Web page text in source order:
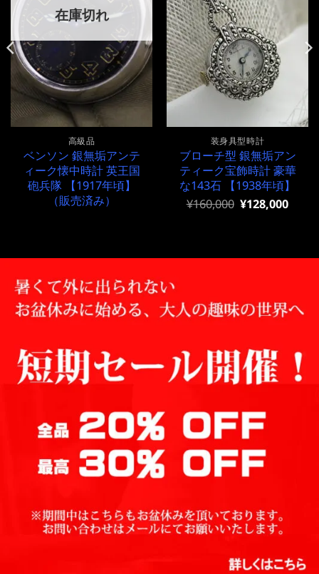
在庫切れ
高級品
ベンソン 銀無垢アンテ
ィーク懐中時計 英王国
砲兵隊 【1917年頃】
（販売済み）
装身具型時計
ブローチ型 銀無垢アン
ティーク宝飾時計 豪華
な143石 【1938年頃】
元
¥160,000
¥160,000 現
は
¥128,000